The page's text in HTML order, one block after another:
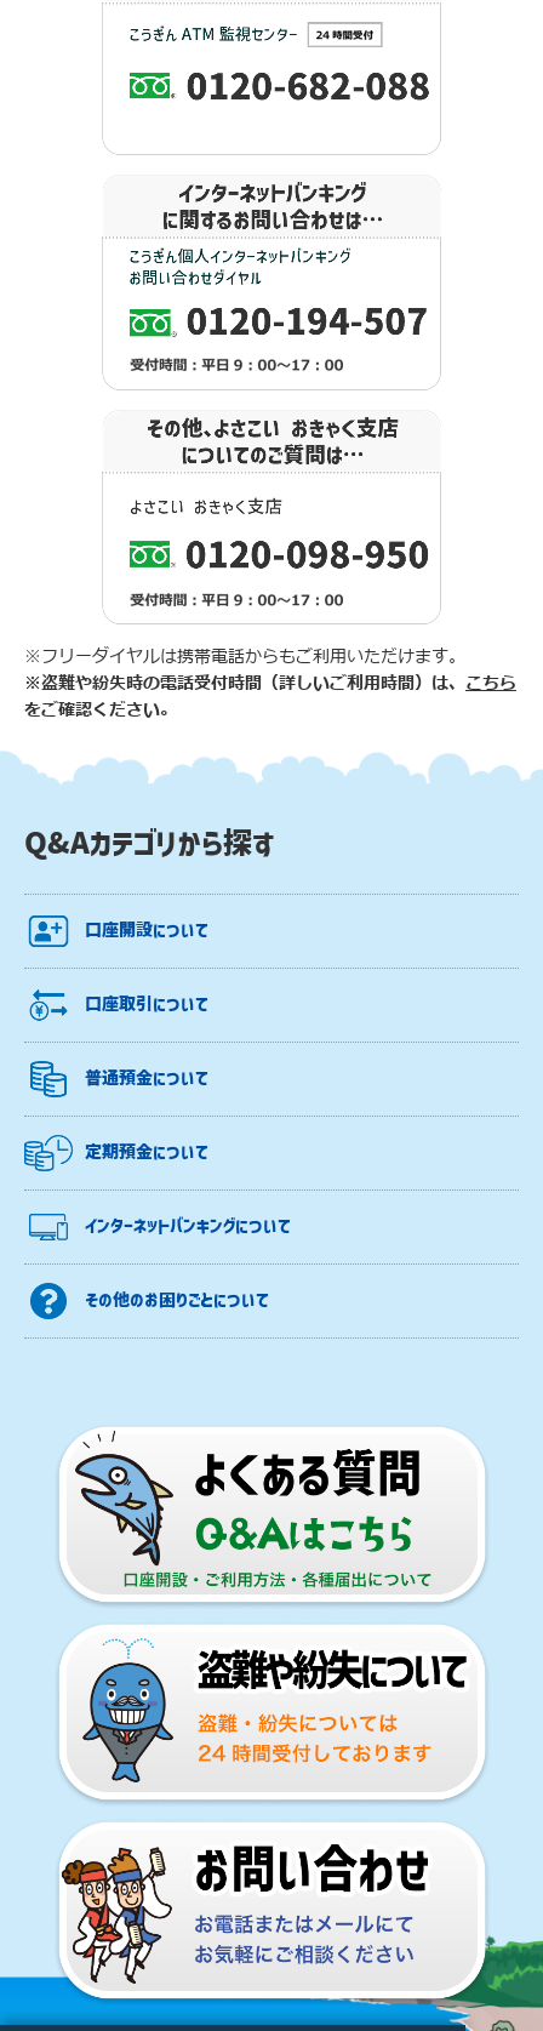
※フリーダイヤルは携帯電話からもご利用いただけます。
※盗難や紛失時の電話受付時間（詳しいご利用時間）は、 こちら
をご確認ください。
Q&Aカテゴリから探す
口座開設について
口座取引について
普通預金について
定期預金について
インターネットバンキングについて
その他のお困りごとについて